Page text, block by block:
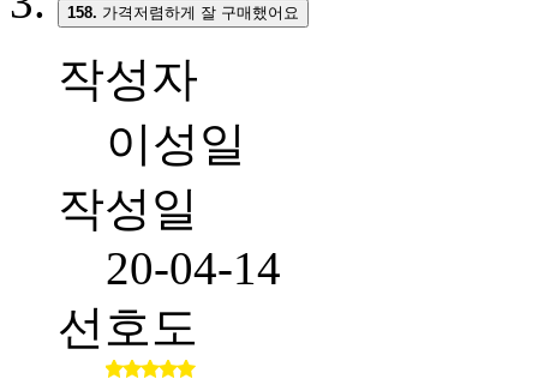
158. 가격저렴하게 잘 구매했어요
작성자
이성일
작성일
20-04-14
선호도